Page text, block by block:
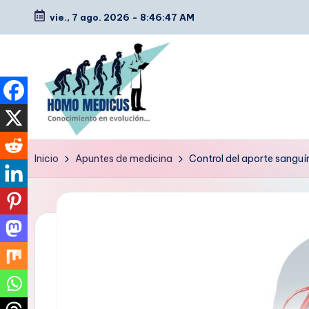
Saltar
contenido
vie., 7 ago. 2026 - 8:46:48 AM
H
o
m
Guías
estudio,
resúmenes,
Inicio Apuntes de medicina Control del aporte